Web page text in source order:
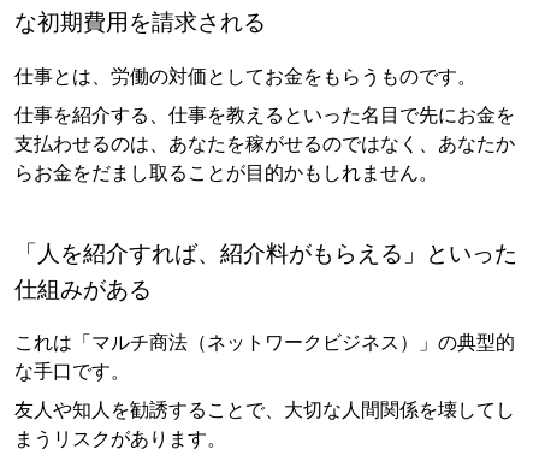
な初期費用を請求される
仕事とは、労働の対価としてお金をもらうものです。
仕事を紹介する、仕事を教えるといった名目で先にお金を
支払わせるのは、あなたを稼がせるのではなく、あなたか
らお金をだまし取ることが目的かもしれません。
「人を紹介すれば、紹介料がもらえる」といった
仕組みがある
これは「マルチ商法（ネットワークビジネス）」の典型的
な手口です。
友人や知人を勧誘することで、大切な人間関係を壊してし
まうリスクがあります。